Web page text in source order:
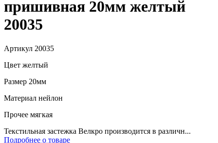
пришивная 20мм желтый
20035
Артикул 20035
Цвет желтый
Размер 20мм
Материал нейлон
Прочее мягкая
Текстильная застежка Велкро производится в различн...
Подробнее о товаре